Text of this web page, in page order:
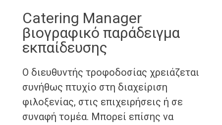
Catering Manager
βιογραφικό παράδειγμα
εκπαίδευσης
Ο διευθυντής τροφοδοσίας χρειάζεται
συνήθως πτυχίο στη διαχείριση
φιλοξενίας, στις επιχειρήσεις ή σε
συναφή τομέα. Μπορεί επίσης να